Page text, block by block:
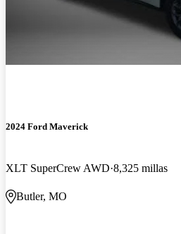
2024 Ford Maverick
XLT SuperCrew AWD 8,325 millas
Butler, MO